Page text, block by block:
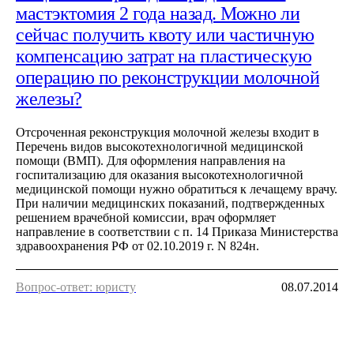
мастэктомия 2 года назад. Можно ли
сейчас получить квоту или частичную
компенсацию затрат на пластическую
операцию по реконструкции молочной
железы?
Отсроченная реконструкция молочной железы входит в
Перечень видов высокотехнологичной медицинской
помощи (ВМП). Для оформления направления на
госпитализацию для оказания высокотехнологичной
медицинской помощи нужно обратиться к лечащему врачу.
При наличии медицинских показаний, подтвержденных
решением врачебной комиссии, врач оформляет
направление в соответствии с п. 14 Приказа Министерства
здравоохранения РФ от 02.10.2019 г. N 824н.
08.07.2014
Вопрос-ответ: юристу